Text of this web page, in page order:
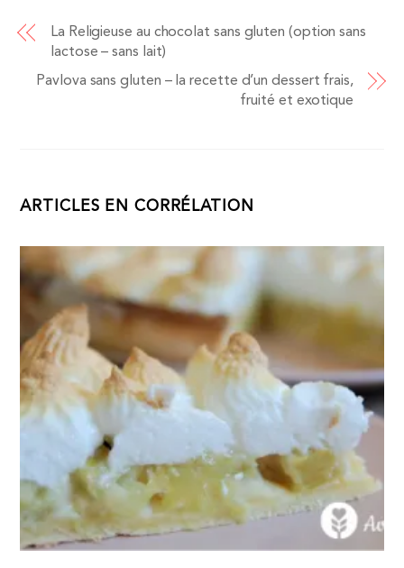
La Religieuse au chocolat sans gluten (option sans
lactose – sans lait)
Pavlova sans gluten – la recette d’un dessert frais,
fruité et exotique
ARTICLES EN CORRÉLATION